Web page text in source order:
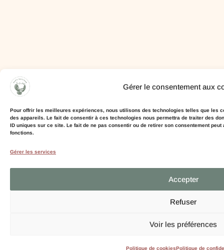
Gérer le consentement aux
Pour offrir les meilleures expériences, nous utilisons des technologies telles que les
des appareils. Le fait de consentir à ces technologies nous permettra de traiter des
ID uniques sur ce site. Le fait de ne pas consentir ou de retirer son consentement
fonctions.
Gérer les services
Accepter
Refuser
Voir les préférences
Politique de cookiesPolitique de